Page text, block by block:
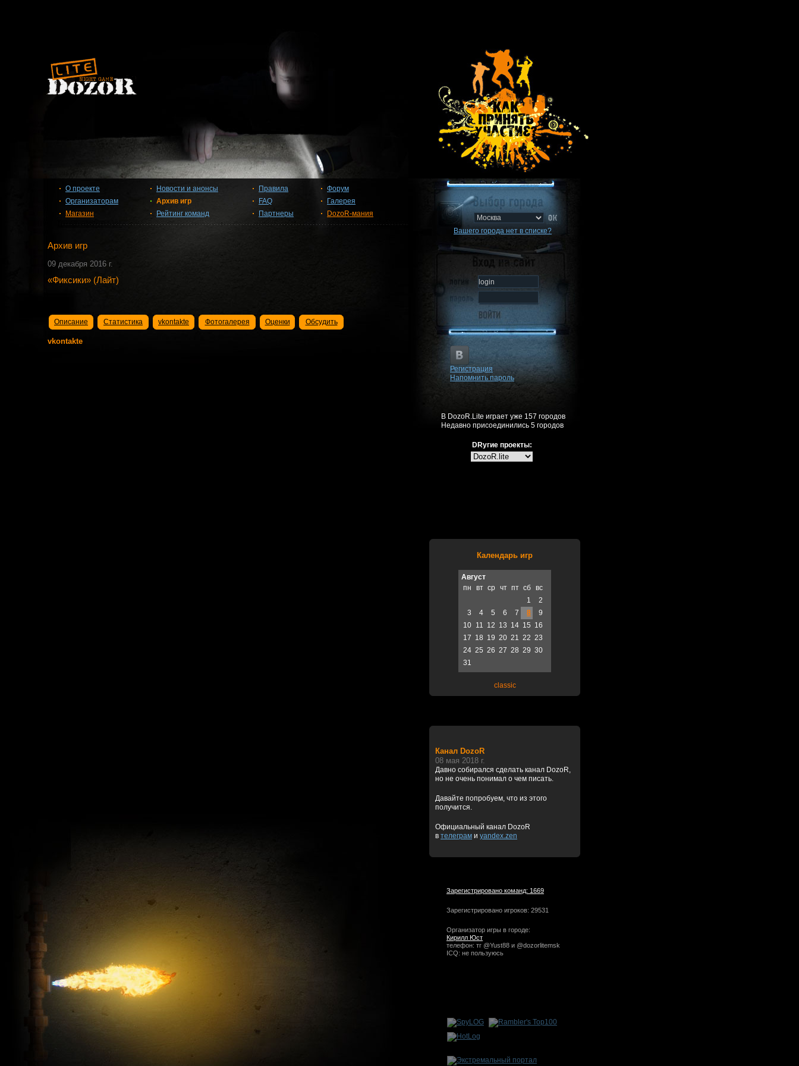
О проекте
Организаторам
Магазин
Новости и анонсы
Архив игр
Рейтинг команд
Правила
FAQ
Партнеры
Форум
Галерея
DozoR-мания
Архив игр
09 декабря 2016 г.
«Фиксики» (Лайт)
Описание Статистика vkontakte Фотогалерея Оценки Обсудить
vkontakte
Вашего города нет в списке?
Регистрация
Напомнить пароль
В DozoR.Lite играет уже 157 городов
Недавно присоединились 5 городов
DRугие проекты:
Календарь игр
Август
пн
вт ср чт пт сб вс
1
2
3
4 5 6 7 8
9
10 11 12 13 14 15 16
17 18 19 20 21 22 23
24 25 26 27 28 29 30
31
classic
Канал DozoR
08 мая 2018 г.
Давно собирался сделать канал DozoR,
но не очень понимал о чем писать.
Давайте попробуем, что из этого
получится.
Официальный канал DozoR
в телеграм и yandex.zen
Зарегистрировано команд: 1669
Зарегистрировано игроков: 29531
Организатор игры в городе:
Кирилл Юст
телефон: тг @Yust88 и @dozorlitemsk
ICQ: не пользуюсь